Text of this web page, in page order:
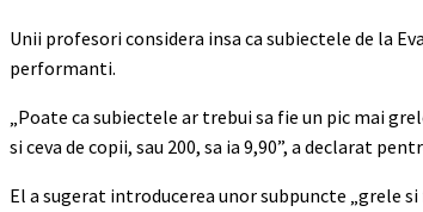
Unii profesori considera insa ca subiectele de la
performanti.
„Poate ca subiectele ar trebui sa fie un pic mai
si ceva de copii, sau 200, sa ia 9,90”, a declarat
El a sugerat introducerea unor subpuncte „grele